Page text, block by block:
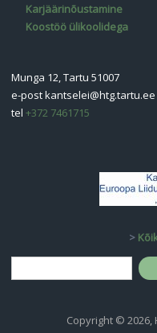
Karjäärinõustamine
Koostöö ülikoolidega
Munga 12, Tartu 51007
e-postkantselei@htg.tartu.ee
tel+372 7461715
>
Otsinguvorm
Otsing
Copyright © 2026,